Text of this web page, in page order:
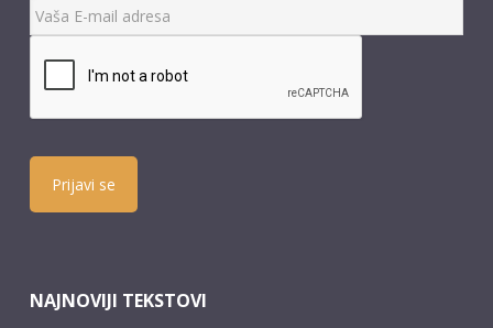
Prijavi se
NAJNOVIJI TEKSTOVI